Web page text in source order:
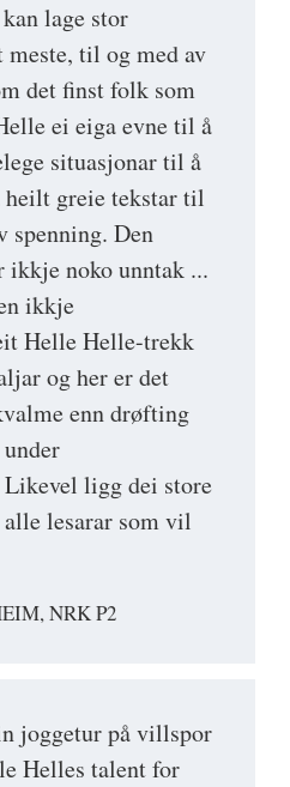
lage stor
til og med av
det finst folk som
ei eiga evne til å
situasjonar til å
greie tekstar til
spenning. Den
ikkje noko unntak ...
ikkje
Helle Helle-trekk
og her er det
enn drøfting
ligg dei store
lesarar som vil
NRK P2
joggetur på villspor
Helles talent for